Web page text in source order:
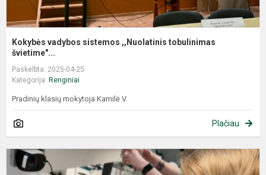
Kokybės vadybos sistemos ,,Nuolatinis tobulinimas
švietime"...
Paskelbta: 2025-04-25
Kategorija: Renginiai
Pradinių klasių mokytoja Kamilė V.
Plačiau